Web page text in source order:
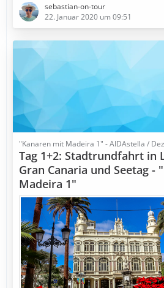
sebastian-on-tour
22. Januar 2020 um 09:51
"Kanaren mit Madeira 1" - AIDAstella /
Tag 1+2: Stadtrundfahrt in
Gran Canaria und Seetag -
Madeira 1"